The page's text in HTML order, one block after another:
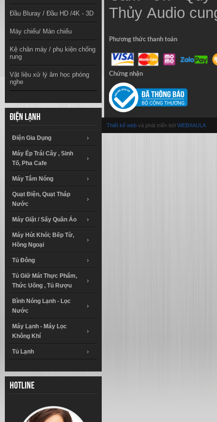
Đầu Bluray / Đầu HD /4K - 3D
Máy chiếu/ Màn chiếu
Kệ chân máy / phụ kiện chống
rung
Vật liệu xử lý âm học phòng
nghe
Điện lạnh
Điện Gia Dụng
Máy Ép Trái Cây , Sinh
Tố, Pha Cafe
Máy Tắm Nóng
Quạt Điện, Quạt Tháp
Nước
Máy Giặt / Sấy Quần Áo
Máy Hút Khói; Bếp Từ,
Hồng Ngoại
Tủ Đông
Tủ Giữ Mát Thực Phẩm,
Thức Uống , Tủ Rượu
Bình Nóng Lạnh - Lọc
Nước
Máy Lạnh - Máy Lọc
Không Khí
Tủ Lạnh
Hotline
Thủy Audio
Phương thức thanh toán
Chứng nhận
Thiết kế web và phát triển bởi WEBXAULA